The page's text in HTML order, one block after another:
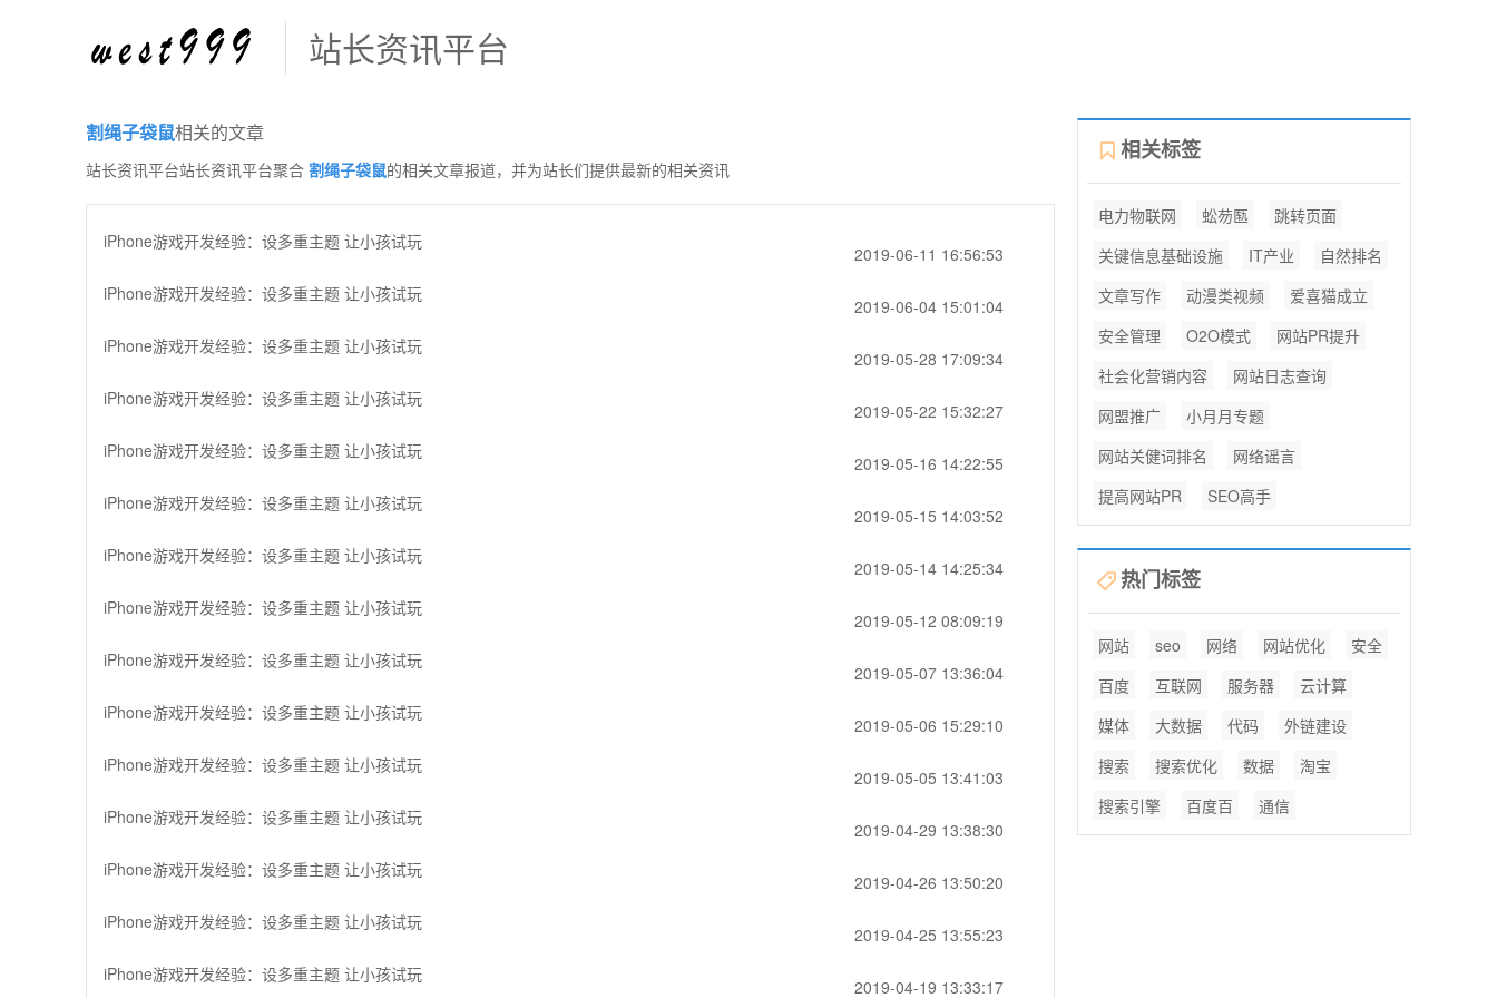
站长资讯平台
割绳子袋鼠相关的文章
站长资讯平台站长资讯平台聚合 割绳子袋鼠的相关文章报道，并为站长们提供最新的相关资讯
iPhone游戏开发经验：设多重主题 让小孩试玩
2019-06-11 16:56:53
iPhone游戏开发经验：设多重主题 让小孩试玩
2019-06-04 15:01:04
iPhone游戏开发经验：设多重主题 让小孩试玩
2019-05-28 17:09:34
iPhone游戏开发经验：设多重主题 让小孩试玩
2019-05-22 15:32:27
iPhone游戏开发经验：设多重主题 让小孩试玩
2019-05-16 14:22:55
iPhone游戏开发经验：设多重主题 让小孩试玩
2019-05-15 14:03:52
iPhone游戏开发经验：设多重主题 让小孩试玩
2019-05-14 14:25:34
iPhone游戏开发经验：设多重主题 让小孩试玩
2019-05-12 08:09:19
iPhone游戏开发经验：设多重主题 让小孩试玩
2019-05-07 13:36:04
iPhone游戏开发经验：设多重主题 让小孩试玩
2019-05-06 15:29:10
iPhone游戏开发经验：设多重主题 让小孩试玩
2019-05-05 13:41:03
iPhone游戏开发经验：设多重主题 让小孩试玩
2019-04-29 13:38:30
iPhone游戏开发经验：设多重主题 让小孩试玩
2019-04-26 13:50:20
iPhone游戏开发经验：设多重主题 让小孩试玩
2019-04-25 13:55:23
iPhone游戏开发经验：设多重主题 让小孩试玩
2019-04-19 13:33:17
相关标签
电力物联网 蚣芴匦
跳转页面
关键信息基础设施
IT产业
自然排名
文章写作
动漫类视频
爱喜猫成立
安全管理
O2O模式
网站PR提升
社会化营销内容
网站日志查询
网盟推广
小月月专题
网站关健词排名
网络谣言
提高网站PR
SEO高手
热门标签
网站 seo 网络 网站优化
安全
百度
互联网 服务器
云计算
媒体
大数据 代码
外链建设
搜索
搜索优化 数据
淘宝
搜索引擎
百度百 通信